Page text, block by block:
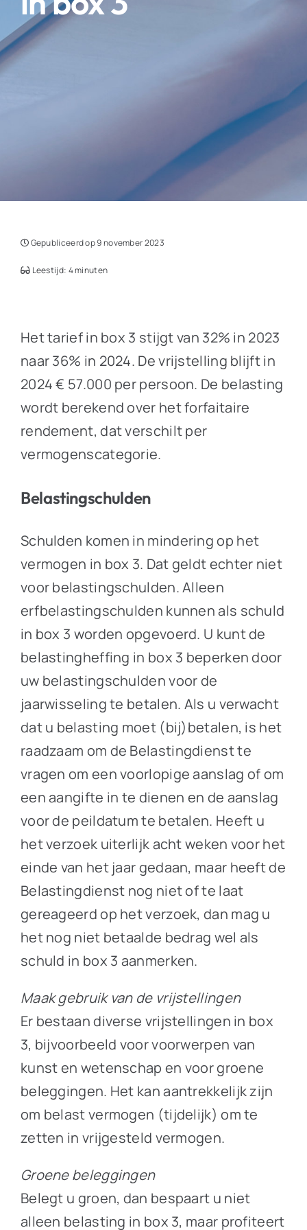
Gepubliceerd op 9 november 2023
Leestijd: 4 minuten
Het tarief in box 3 stijgt van 32% in 2023
naar 36% in 2024. De vrijstelling blijft in
2024 € 57.000 per persoon. De belasting
wordt berekend over het forfaitaire
rendement, dat verschilt per
vermogenscategorie.
Belastingschulden
Schulden komen in mindering op het
vermogen in box 3. Dat geldt echter niet
voor belastingschulden. Alleen
erfbelastingschulden kunnen als schuld
in box 3 worden opgevoerd. U kunt de
belastingheffing in box 3 beperken door
uw belastingschulden voor de
jaarwisseling te betalen. Als u verwacht
dat u belasting moet (bij)betalen, is het
raadzaam om de Belastingdienst te
vragen om een voorlopige aanslag of om
een aangifte in te dienen en de aanslag
voor de peildatum te betalen. Heeft u
het verzoek uiterlijk acht weken voor het
einde van het jaar gedaan, maar heeft de
Belastingdienst nog niet of te laat
gereageerd op het verzoek, dan mag u
het nog niet betaalde bedrag wel als
schuld in box 3 aanmerken.
Maak gebruik van de vrijstellingen
Er bestaan diverse vrijstellingen in box
3, bijvoorbeeld voor voorwerpen van
kunst en wetenschap en voor groene
beleggingen. Het kan aantrekkelijk zijn
om belast vermogen (tijdelijk) om te
zetten in vrijgesteld vermogen.
Groene beleggingen
Belegt u groen, dan bespaart u niet
alleen belasting in box 3, maar profiteert